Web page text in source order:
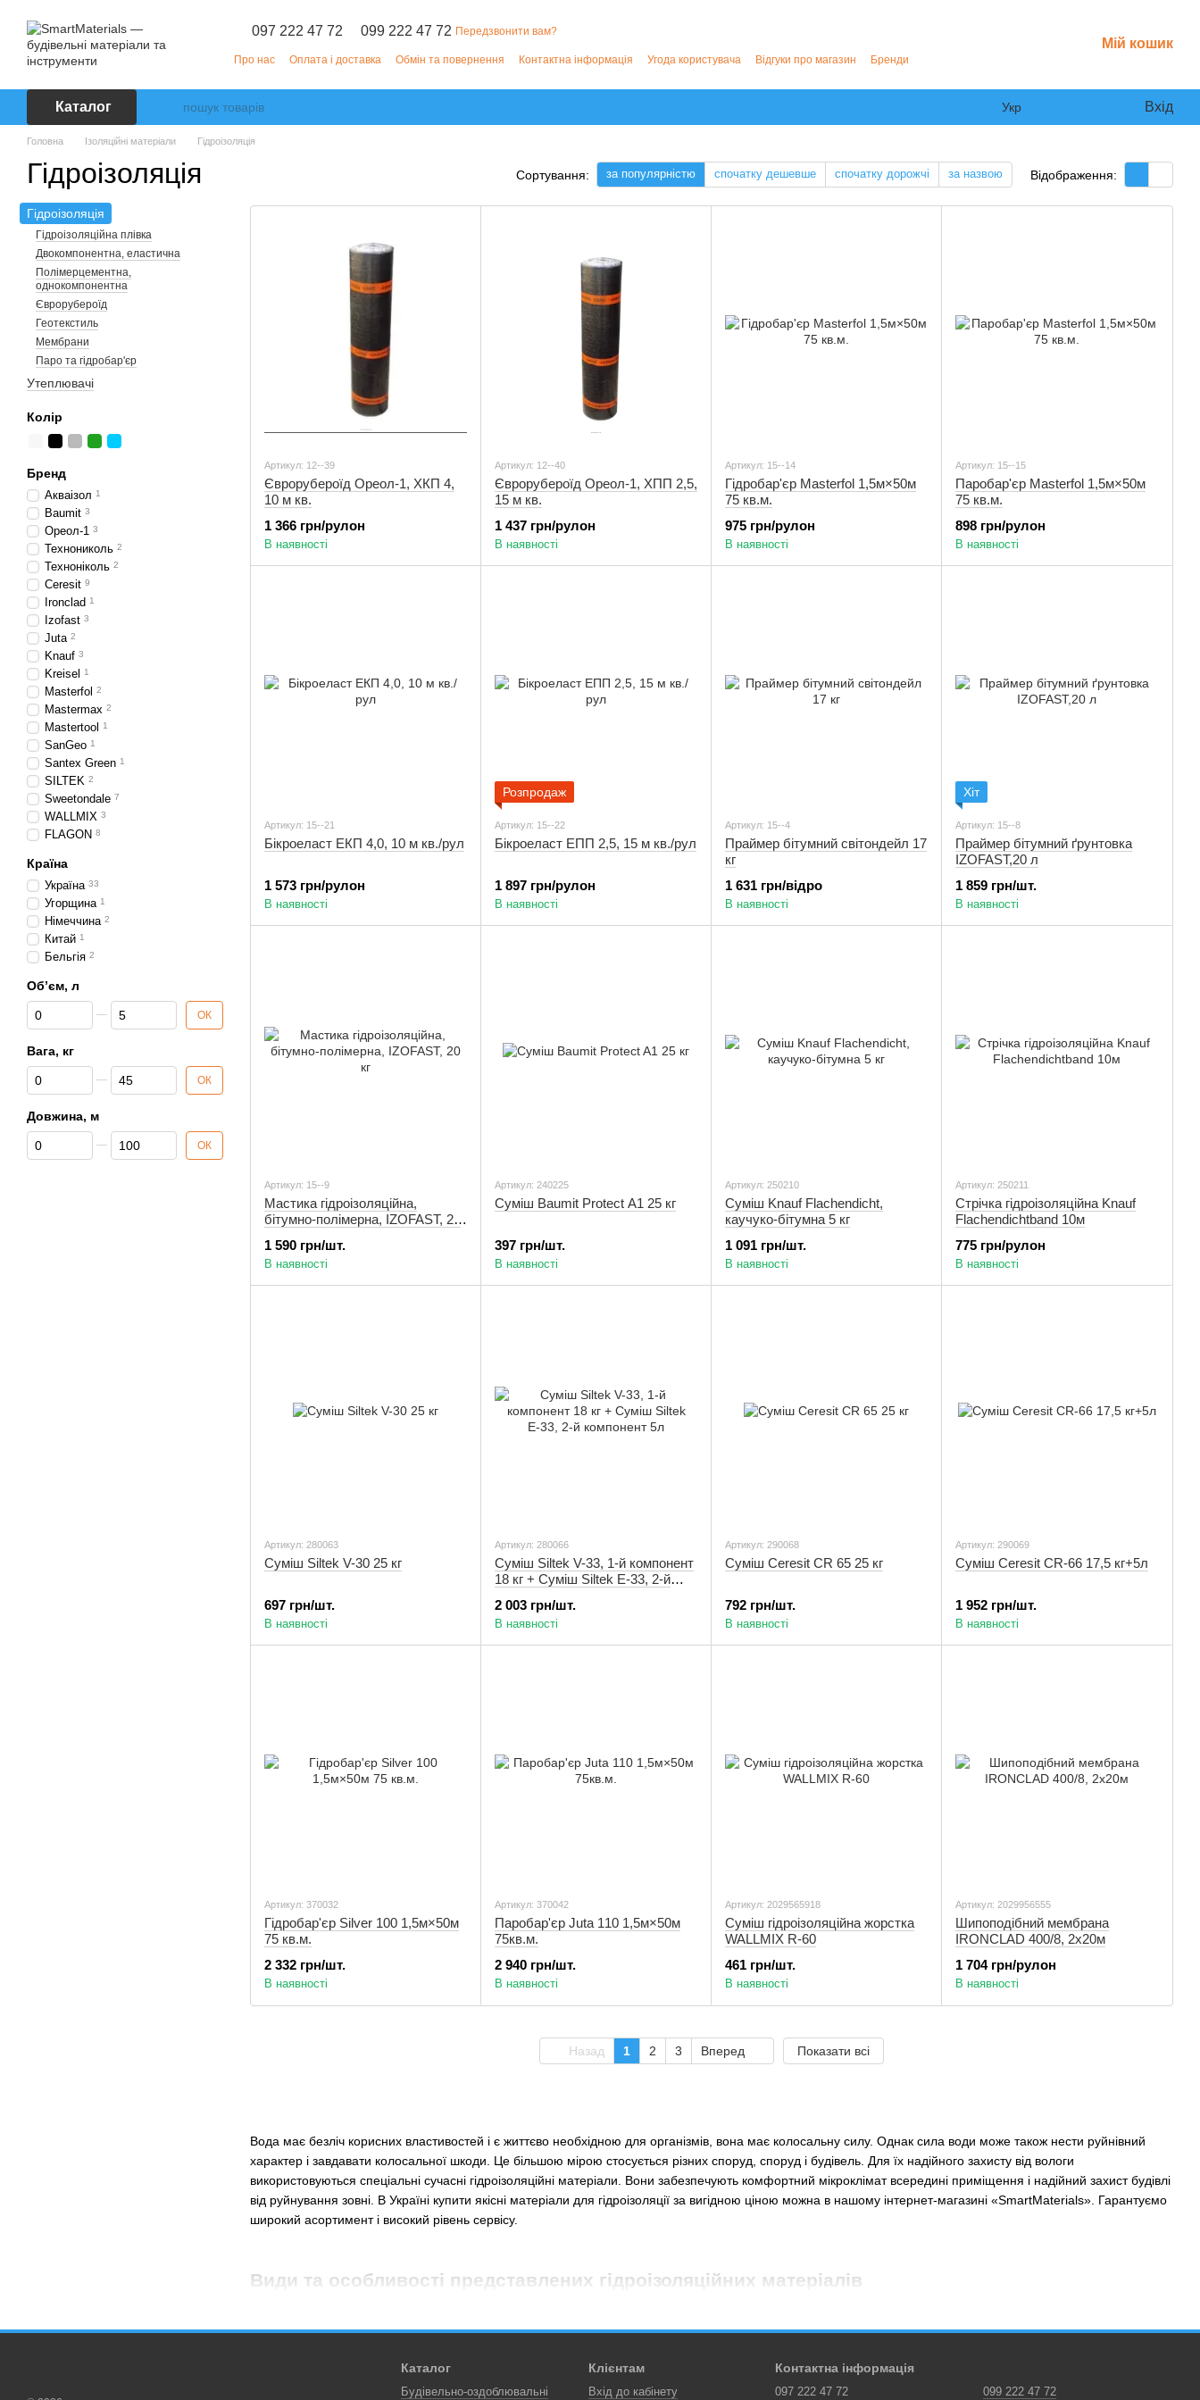
097 222 47 72 099 222 47 72 Передзвонити вам?
Про нас Оплата і доставка Обмін та повернення Контактна інформація Угода користувача Відгуки про магазин Бренди
Мій кошик
Каталог Укр Вхід
Головна Ізоляційні матеріали Гідроізоляція
Гідроізоляція Сортування: за популярністю спочатку дешевше спочатку дорожчі за назвою Відображення:
Вода має безліч корисних властивостей і є життєво необхідною для організмів, вона має колосальну силу. Однак сила води може також нести руйнівний
характер і завдавати колосальної шкоди. Це більшою мірою стосується різних споруд, споруд і будівель. Для їх надійного захисту від вологи
використовуються спеціальні сучасні гідроізоляційні матеріали. Вони забезпечують комфортний мікроклімат всередині приміщення і надійний захист будівлі
від руйнування зовні. В Україні купити якісні матеріали для гідроізоляції за вигідною ціною можна в нашому інтернет-магазині «SmartMaterials». Гарантуємо
широкий асортимент і високий рівень сервісу.
Види та особливості представлених гідроізоляційних матеріалів
оптимальний для себе варіант. За необхідності, свою експертну допомогу нададуть кваліфіковані фахівці компанії. Вони дадуть відповідь на всі ваші
На сайті «SmartMaterials» можна за вигідною ціною замовити такі матеріали для гідроізоляції:
Артикул: 12--39
Єврорубероїд Ореол-1, ХКП 4,
10 м кв.
1 366 грн/рулон
В наявності
Артикул: 12--40
Єврорубероїд Ореол-1, ХПП 2,5,
15 м кв.
1 437 грн/рулон
В наявності
Артикул: 15--14
Гідробар'єр Masterfol 1,5м×50м
75 кв.м.
975 грн/рулон
В наявності
Артикул: 15--15
Паробар'єр Masterfol 1,5м×50м
75 кв.м.
898 грн/рулон
В наявності
Артикул: 15--21
Бікроеласт ЕКП 4,0, 10 м кв./рул
1 573 грн/рулон
В наявності
Розпродаж
Артикул: 15--22
Бікроеласт ЕПП 2,5, 15 м кв./рул
1 897 грн/рулон
В наявності
Артикул: 15--4
Праймер бітумний світондейл 17
кг
1 631 грн/відро
В наявності
Хіт
Артикул: 15--8
Праймер бітумний ґрунтовка
IZOFAST,20 л
1 859 грн/шт.
В наявності
Артикул: 15--9
Мастика гідроізоляційна,
бітумно-полімерна, IZOFAST, 20
1 590 грн/шт.
В наявності
Артикул: 240225
Суміш Baumit Protect A1 25 кг
397 грн/шт.
В наявності
Артикул: 250210
Суміш Knauf Flachendicht,
каучуко-бітумна 5 кг
1 091 грн/шт.
В наявності
Артикул: 250211
Стрічка гідроізоляційна Knauf
Flachendichtband 10м
775 грн/рулон
В наявності
Артикул: 280063
Суміш Siltek V-30 25 кг
697 грн/шт.
В наявності
Артикул: 280066
Суміш Siltek V-33, 1-й компонент
18 кг + Суміш Siltek Е-33, 2-й
2 003 грн/шт.
В наявності
Артикул: 290068
Суміш Ceresit СR 65 25 кг
792 грн/шт.
В наявності
Артикул: 290069
Суміш Ceresit СR-66 17,5 кг+5л
1 952 грн/шт.
В наявності
Артикул: 370032
Гідробар'єр Silver 100 1,5м×50м
75 кв.м.
2 332 грн/шт.
В наявності
Артикул: 370042
Паробар'єр Juta 110 1,5м×50м
75кв.м.
2 940 грн/шт.
В наявності
Артикул: 2029565918
Суміш гідроізоляційна жорстка
WALLMIX R-60
461 грн/шт.
В наявності
Артикул: 2029956555
Шипоподібний мембрана
IRONCLAD 400/8, 2х20м
1 704 грн/рулон
В наявності
Назад 1 2 3 Вперед Показати всі
Гідроізоляція
Гідроізоляційна плівка
Двокомпонентна, еластична
Полімерцементна,
однокомпонентна
Єврорубероїд
Геотекстиль
Мембрани
Паро та гідробар'єр
Утеплювачі
Колір
Бренд
Акваізол 1
Baumit 3
Ореол-1 3
Технониколь 2
Техноніколь 2
Ceresit 9
Ironclad 1
Izofast 3
Juta 2
Knauf 3
Kreisel 1
Masterfol 2
Mastermax 2
Mastertool 1
SanGeo 1
Santex Green 1
SILTEK 2
Sweetondale 7
WALLMIX 3
FLAGON 8
Країна
Україна 33
Угорщина 1
Німеччина 2
Китай 1
Бельгія 2
Об’єм, л
Від Об’єм, л
До Об’єм, л ОК
Вага, кг
Від Вага, кг
До Вага, кг ОК
Довжина, м
Від Довжина, м
До Довжина, м ОК
Каталог
Будівельно-оздоблювальні
Клієнтам
Вхід до кабінету
Контактна інформація
097 222 47 72 099 222 47 72